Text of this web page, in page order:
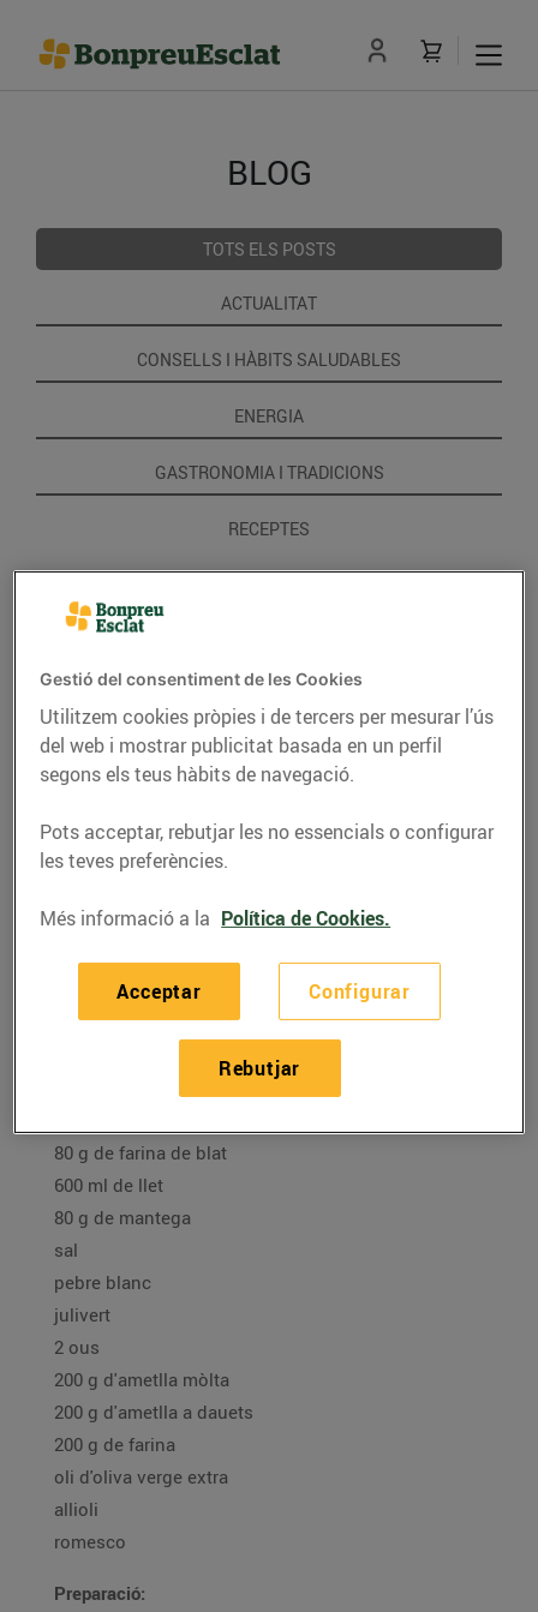
BLOG
TOTS ELS POSTS
ACTUALITAT
CONSELLS I HÀBITS SALUDABLES
ENERGIA
GASTRONOMIA I TRADICIONS
RECEPTES
Croquetes d'escalivada
22/de setembre/2021
Ingredients per a 4 persones:
80 g de farina de blat
600 ml de llet
80 g de mantega
sal
pebre blanc
julivert
2 ous
200 g d'ametlla mòlta
200 g d'ametlla a dauets
200 g de farina
oli d'oliva verge extra
allioli
romesco
Preparació:
Gestió del consentiment de les Cookies
Utilitzem cookies pròpies i de tercers per mesurar l’ús
del web i mostrar publicitat basada en un perfil
segons els teus hàbits de navegació.
Pots acceptar, rebutjar les no essencials o configurar
les teves preferències.
Més informació a la Política de Cookies.
Configurar
Rebutjar
Acceptar